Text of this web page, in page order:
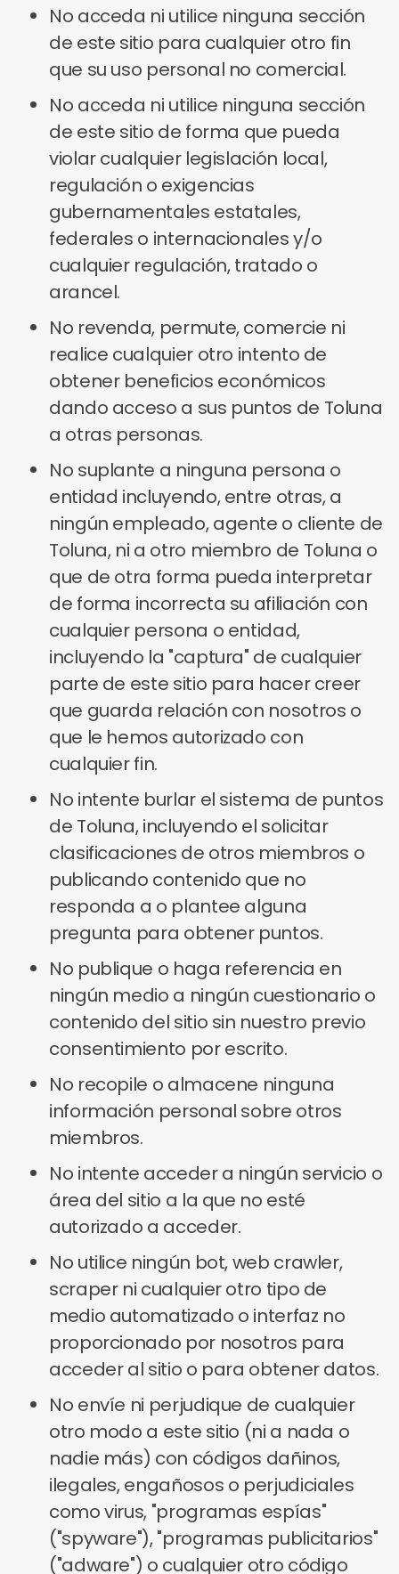
No acceda ni utilice ninguna sección
de este sitio para cualquier otro fin
que su uso personal no comercial.
No acceda ni utilice ninguna sección
de este sitio de forma que pueda
violar cualquier legislación local,
regulación o exigencias
gubernamentales estatales,
federales o internacionales y/o
cualquier regulación, tratado o
arancel.
No revenda, permute, comercie ni
realice cualquier otro intento de
obtener beneficios económicos
dando acceso a sus puntos de Toluna
a otras personas.
No suplante a ninguna persona o
entidad incluyendo, entre otras, a
ningún empleado, agente o cliente de
Toluna, ni a otro miembro de Toluna o
que de otra forma pueda interpretar
de forma incorrecta su afiliación con
cualquier persona o entidad,
incluyendo la "captura" de cualquier
parte de este sitio para hacer creer
que guarda relación con nosotros o
que le hemos autorizado con
cualquier fin.
No intente burlar el sistema de puntos
de Toluna, incluyendo el solicitar
clasificaciones de otros miembros o
publicando contenido que no
responda a o plantee alguna
pregunta para obtener puntos.
No publique o haga referencia en
ningún medio a ningún cuestionario o
contenido del sitio sin nuestro previo
consentimiento por escrito.
No recopile o almacene ninguna
información personal sobre otros
miembros.
No intente acceder a ningún servicio o
área del sitio a la que no esté
autorizado a acceder.
No utilice ningún bot, web crawler,
scraper ni cualquier otro tipo de
medio automatizado o interfaz no
proporcionado por nosotros para
acceder al sitio o para obtener datos.
No envíe ni perjudique de cualquier
otro modo a este sitio (ni a nada o
nadie más) con códigos dañinos,
ilegales, engañosos o perjudiciales
como virus, "programas espías"
("spyware"), "programas publicitarios"
("adware") o cualquier otro código